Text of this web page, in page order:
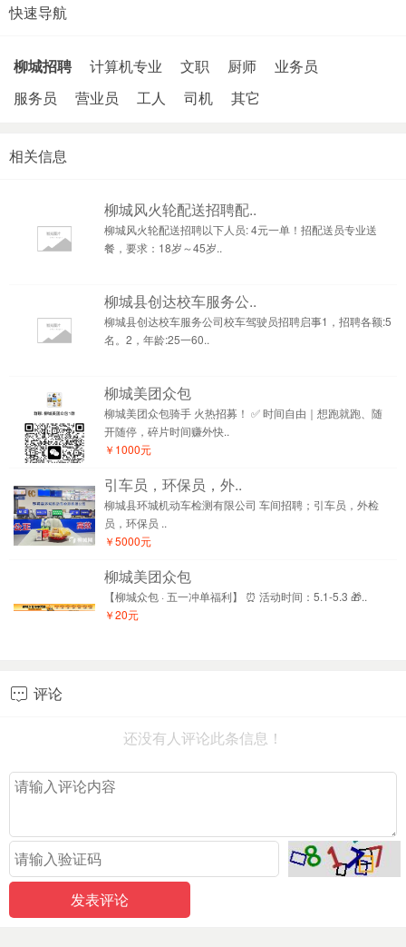
快速导航
柳城招聘 计算机专业 文职 厨师
业务员
服务员
营业员 工人 司机 其它
相关信息
柳城风火轮配送招聘配..
柳城风火轮配送招聘以下人员: 4元一单！招配送员专业送
餐，要求：18岁～45岁..
柳城县创达校车服务公..
柳城县创达校车服务公司校车驾驶员招聘启事1，招聘各额:5
名。2，年龄:25一60..
柳城美团众包
柳城美团众包骑手 火热招募！ ✅ 时间自由｜想跑就跑、随
开随停，碎片时间赚外快..
￥1000元
引车员，环保员，外..
柳城县环城机动车检测有限公司 车间招聘；引车员，外检
员，环保员 ..
￥5000元
柳城美团众包
【柳城众包 · 五一冲单福利】 ⏰ 活动时间：5.1-5.3 🎁..
￥20元
 评论
还没有人评论此条信息！